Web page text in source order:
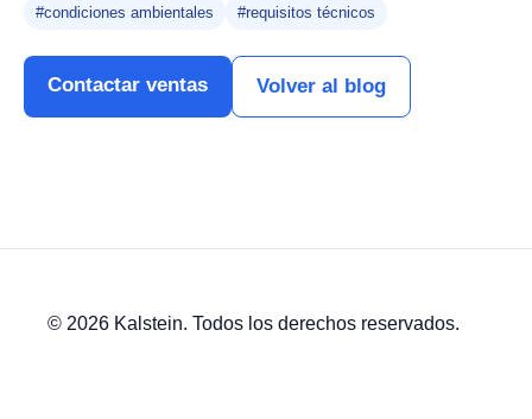
#condiciones ambientales
#requisitos técnicos
Contactar ventas Volver al blog
© 2026 Kalstein. Todos los derechos reservados.